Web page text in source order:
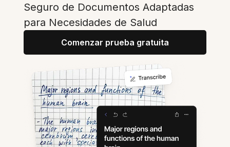
Seguro de Documentos Adaptadas
para Necesidades de Salud
Comenzar prueba gratuita